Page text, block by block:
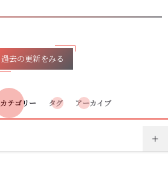
過去の更新をみる
カテゴリー タグ アーカイブ